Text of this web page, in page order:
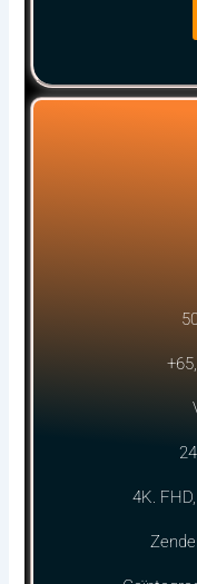
4K.